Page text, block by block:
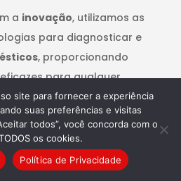
a inovação, utilizamos as
para diagnosticar e
, proporcionando
para qualquer
site para fornecer a experiência
suas preferências e visitas
todos”, você concorda com o
os cookies.
Política de Privacidade